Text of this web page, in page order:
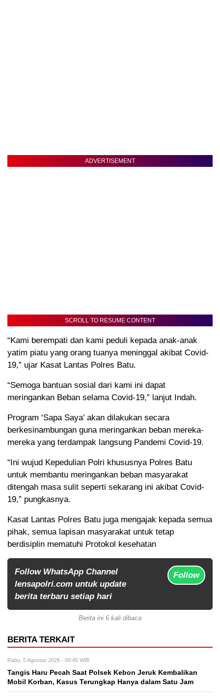
ADVERTISEMENT
SCROLL TO RESUME CONTENT
“Kami berempati dan kami peduli kepada anak-anak
yatim piatu yang orang tuanya meninggal akibat Covid-
19,” ujar Kasat Lantas Polres Batu.
“Semoga bantuan sosial dari kami ini dapat
meringankan Beban selama Covid-19,” lanjut Indah.
Program ‘Sapa Saya’ akan dilakukan secara
berkesinambungan guna meringankan beban mereka-
mereka yang terdampak langsung Pandemi Covid-19.
“Ini wujud Kepedulian Polri khususnya Polres Batu
untuk membantu meringankan beban masyarakat
ditengah masa sulit seperti sekarang ini akibat Covid-
19,” pungkasnya.
Kasat Lantas Polres Batu juga mengajak kepada semua
pihak, semua lapisan masyarakat untuk tetap
berdisiplin mematuhi Protokol kesehatan
Follow WhatsApp Channel
lensapolri.com untuk update
berita terbaru setiap hari
Follow
Berita ini 6 kali dibaca
BERITA TERKAIT
Rabu, 5 Agustus 2026 - 09:45 WIB
Tangis Haru Pecah Saat Polsek Kebon Jeruk Kembalikan
Mobil Korban, Kasus Terungkap Hanya dalam Satu Jam